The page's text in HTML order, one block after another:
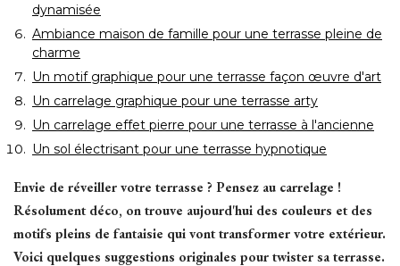
dynamisée
Ambiance maison de famille pour une terrasse pleine de
charme
Un motif graphique pour une terrasse façon œuvre d'art
Un carrelage graphique pour une terrasse arty
Un carrelage effet pierre pour une terrasse à l'ancienne
Un sol électrisant pour une terrasse hypnotique
Envie de réveiller votre terrasse ? Pensez au carrelage !
Résolument déco, on trouve aujourd'hui des couleurs et des
motifs pleins de fantaisie qui vont transformer votre extérieur.
Voici quelques suggestions originales pour twister sa terrasse.